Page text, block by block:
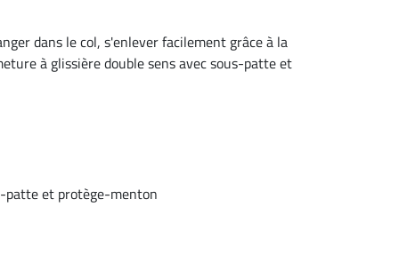
dans le col, s'enlever facilement grâce à la
à glissière double sens avec sous-patte et
patte et protège-menton